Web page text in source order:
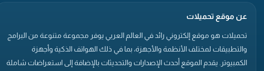
عن موقع تحميلات
تحميلات هو موقع إلكتروني رائد في العالم العربي يوفر مجموعة متنوعة من البرامج
والتطبيقات لمختلف الأنظمة والأجهزة، بما في ذلك الهواتف الذكية وأجهزة
الكمبيوتر. يقدم الموقع أحدث الإصدارات والتحديثات بالإضافة إلى استعراضات شاملة